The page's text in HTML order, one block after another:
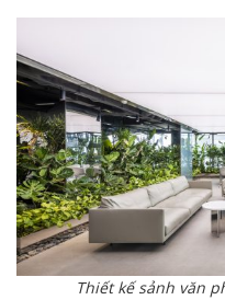
Thiết kế sảnh văn